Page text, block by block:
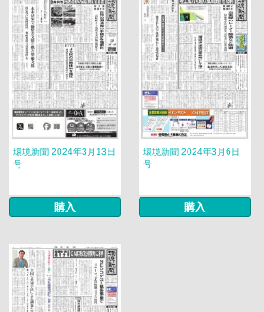
環境新聞 2024年3月13日
号
購入
環境新聞 2024年3月6日
号
購入